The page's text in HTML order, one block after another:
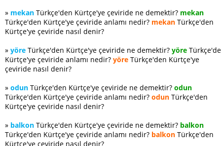
» mekan Türkçe'den Kürtçe'ye çeviride ne demektir? mekan
Türkçe'den Kürtçe'ye çeviride anlamı nedir? mekan Türkçe'den
Kürtçe'ye çeviride nasıl denir?
» yöre Türkçe'den Kürtçe'ye çeviride ne demektir? yöre
Kürtçe'ye çeviride anlamı nedir? yöre Türkçe'den Kürtçe'ye
çeviride nasıl denir?
» odun Türkçe'den Kürtçe'ye çeviride ne demektir? odun
Türkçe'den Kürtçe'ye çeviride anlamı nedir? odun Türkçe'den
Kürtçe'ye çeviride nasıl denir?
» balkon Türkçe'den Kürtçe'ye çeviride ne demektir? balkon
Türkçe'den Kürtçe'ye çeviride anlamı nedir? balkon Türkçe'den
Kürtçe'ye çeviride nasıl denir?